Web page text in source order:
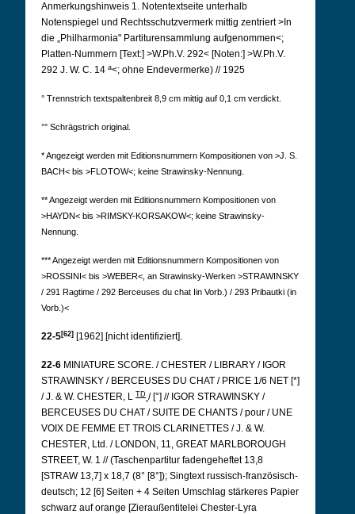
Anmerkungshinweis 1. Notentextseite unterhalb
Notenspiegel und Rechtsschutzvermerk mittig zentriert >In
die „Philharmonia" Partiturensammlung aufgenommen<;
Platten-Nummern [Text:] >W.Ph.V. 292< [Noten:] >W.Ph.V.
292 J. W. C. 14 a<; ohne Endevermerke) // 1925
° Trennstrich textspaltenbreit 8,9 cm mittig auf 0,1 cm verdickt.
°° Schrägstrich original.
* Angezeigt werden mit Editionsnummern Kompositionen von >J. S.
BACH< bis >FLOTOW<; keine Strawinsky-Nennung.
** Angezeigt werden mit Editionsnummern Kompositionen von
>HAYDN< bis >RIMSKY-KORSAKOW<; keine Strawinsky-
Nennung.
*** Angezeigt werden mit Editionsnummern Kompositionen von
>ROSSINI< bis >WEBER<, an Strawinsky-Werken >STRAWINSKY
/ 291 Ragtime / 292 Berceuses du chat Iin Vorb.) / 293 Pribautki (in
Vorb.)<
22-5[62] [1962] [nicht identifiziert].
22-6 MINIATURE SCORE. / CHESTER / LIBRARY / IGOR
STRAWINSKY / BERCEUSES DU CHAT / PRICE 1/6 NET [*]
/ J. & W. CHESTER, L TD / [°] // IGOR STRAWINSKY /
BERCEUSES DU CHAT / SUITE DE CHANTS / pour / UNE
VOIX DE FEMME ET TROIS CLARINETTES / J. & W.
CHESTER, Ltd. / LONDON, 11, GREAT MARLBOROUGH
STREET, W. 1 // (Taschenpartitur fadengeheftet 13,8
[STRAW 13,7] x 18,7 (8° [8°]); Singtext russisch-französisch-
deutsch; 12 [6] Seiten + 4 Seiten Umschlag stärkeres Papier
schwarz auf orange [Zieraußentitelei Chester-Lyra